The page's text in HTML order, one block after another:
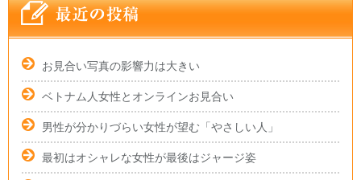
お見合い写真の影響力は大きい
ベトナム人女性とオンラインお見合い
男性が分かりづらい女性が望む「やさしい人」
最初はオシャレな女性が最後はジャージ姿